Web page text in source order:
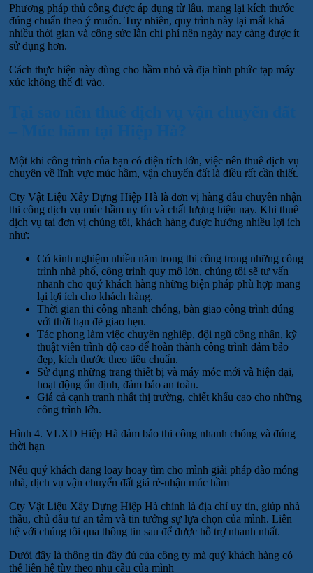
Phương pháp thủ công được áp dụng từ lâu, mang lại kích thước
đúng chuẩn theo ý muốn. Tuy nhiên, quy trình này lại mất khá
nhiều thời gian và công sức lẫn chi phí nên ngày nay càng được ít
sử dụng hơn.
Cách thực hiện này dùng cho hầm nhỏ và địa hình phức tạp máy
xúc không thể đi vào.
Một khi công trình của bạn có diện tích lớn, việc nên thuê dịch vụ
chuyên về lĩnh vực múc hầm, vận chuyển đất là điều rất cần thiết.
Cty Vật Liệu Xây Dựng Hiệp Hà là đơn vị hàng đầu chuyên nhận
thi công dịch vụ múc hầm uy tín và chất lượng hiện nay. Khi thuê
dịch vụ tại đơn vị chúng tôi, khách hàng được hưởng nhiều lợi ích
như:
Có kinh nghiệm nhiều năm trong thi công trong những công
trình nhà phố, công trình quy mô lớn, chúng tôi sẽ tư vấn
nhanh cho quý khách hàng những biện pháp phù hợp mang
lại lợi ích cho khách hàng.
Thời gian thi công nhanh chóng, bàn giao công trình đúng
với thời hạn đẽ giao hẹn.
Tác phong làm việc chuyên nghiệp, đội ngũ công nhân, kỹ
thuật viên trình độ cao để hoàn thành công trình đảm bảo
đẹp, kích thước theo tiêu chuẩn.
Sử dụng những trang thiết bị và máy móc mới và hiện đại,
hoạt động ổn định, đảm bảo an toàn.
Giá cả cạnh tranh nhất thị trường, chiết khấu cao cho những
công trình lớn.
Hình 4. VLXD Hiệp Hà đảm bảo thi công nhanh chóng và đúng
thời hạn
Nếu quý khách đang loay hoay tìm cho mình giải pháp đào móng
nhà, dịch vụ vận chuyển đất giá rẻ-nhận múc hầm
Cty Vật Liệu Xây Dựng Hiệp Hà chính là địa chỉ uy tín, giúp nhà
thầu, chủ đầu tư an tâm và tin tưởng sự lựa chọn của mình. Liên
hệ với chúng tôi qua thông tin sau để được hỗ trợ nhanh nhất.
Dưới đây là thông tin đầy đủ của công ty mà quý khách hàng có
thể liên hệ tùy theo nhu cầu của mình